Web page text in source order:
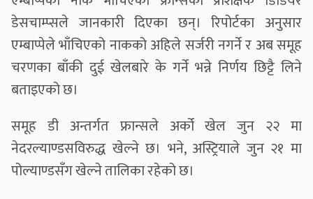
डेसचाम्प्सले जानकारी दिएका छन्। रिपोर्टका अनुसार
एम्बाप्पेले भाँचिएको नाकको अहिले सर्जरी नगर्ने र अब समूह
चरणका बाँकी दुई खेलबारे के गर्ने भन्ने निर्णय छिट्टै लिने
बताइएको छ।
समूह डी अन्तर्गत फ्रान्सले अर्को खेल जुन २२ मा
नेदरल्याण्डसविरुद्ध खेल्ने छ। भने, अस्ट्रियाले जुन २१ मा
पोल्याण्डसँग खेल्ने तालिका रहेको छ।